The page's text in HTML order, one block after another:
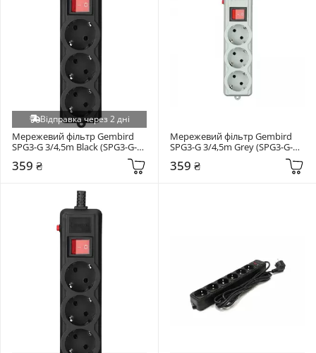
Відправка через 2 дні
Мережевий фільтр Gembird
SPG3-G 3/4,5m Black (SPG3-G-
359 ₴
Мережевий фільтр Gembird
SPG3-G 3/4,5m Grey (SPG3-G-
359 ₴